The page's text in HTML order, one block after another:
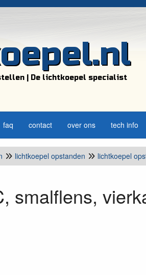
| De lichtkoepel specialist
faq contact over ons tech info
lichtkoepel opstanden lichtkoepel
smalflens,